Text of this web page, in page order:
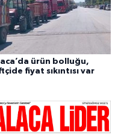
ürün bolluğu,
fiyat sıkıntısı var